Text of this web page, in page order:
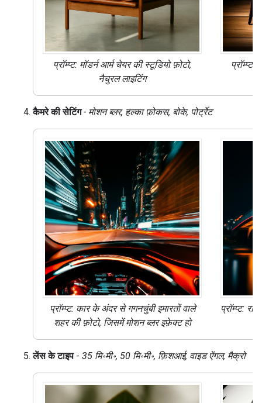
प्रॉम्प्ट: मॉडर्न आर्म चेयर की स्टूडियो फ़ोटो,
नैचुरल लाइटिंग
प्रॉम्प्ट:
कैमरे की सेटिंग - मोशन ब्लर, हल्का फ़ोकस, बोके, पोर्ट्रेट
प्रॉम्प्ट: कार के अंदर से गगनचुंबी इमारतों वाले
शहर की फ़ोटो, जिसमेंमोशन ब्लरइफ़ेक्ट हो
प्रॉम्प्ट:
लेंस के टाइप- 35 मि॰मी॰, 50 मि॰मी॰, फ़िशआई, वाइड ऐंगल, मैक्रो